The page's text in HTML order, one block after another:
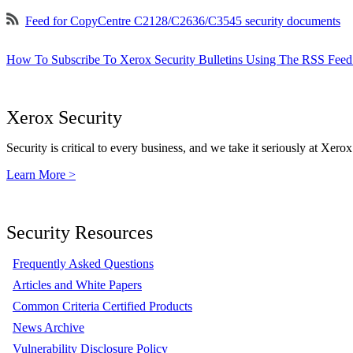
Feed for CopyCentre C2128/C2636/C3545 security documents
How To Subscribe To Xerox Security Bulletins Using The RSS
Xerox Security
Security is critical to every business, and we take it seriously at
Learn More >
Security Resources
Frequently Asked Questions
Articles and White Papers
Common Criteria Certified Products
News Archive
Vulnerability Disclosure Policy